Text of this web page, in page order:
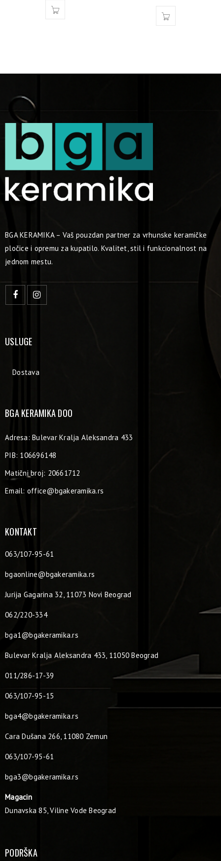
BGA KERAMIKA – Vaš pouzdan partner za vrhunske keramičke
pločice i opremu za kupatilo. Kvalitet, stil i funkcionalnost na
jednom mestu.
USLUGE
Dostava
BGA KERAMIKA DOO
Adresa: Bulevar Kralja Aleksandra 433
PIB: 106696148
Matični broj: 20661712
Email: office@bgakeramika.rs
KONTAKT
063/107-95-61
bgaonline@bgakeramika.rs
Jurija Gagarina 32, 11073 Novi Beograd
062/220-334
bga1@bgakeramika.rs
Bulevar Kralja Aleksandra 433, 11050 Beograd
011/286-17-39
063/107-95-15
bga4@bgakeramika.rs
Cara Dušana 266, 11080 Zemun
063/107-95-61
bga3@bgakeramika.rs
Magacin
Dunavska 85, Viline Vode Beograd
PODRŠKA